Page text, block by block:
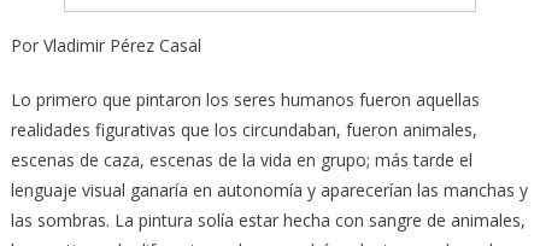
Por Vladimir Pérez Casal
Lo primero que pintaron los seres humanos fueron aquellas
realidades figurativas que los circundaban, fueron animales,
escenas de caza, escenas de la vida en grupo; más tarde el
lenguaje visual ganaría en autonomía y aparecerían las manchas y
las sombras. La pintura solía estar hecha con sangre de animales,